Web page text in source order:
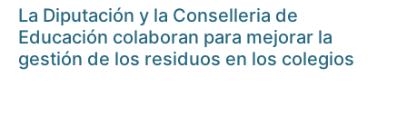
La Diputación y la Conselleria de
Educación colaboran para mejorar la
gestión de los residuos en los colegios